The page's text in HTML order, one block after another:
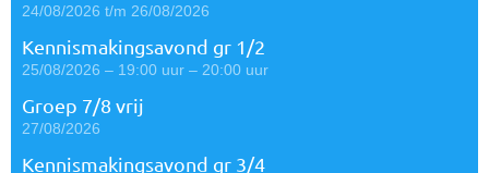
24/08/2026 t/m 26/08/2026
Kennismakingsavond gr 1/2
25/08/2026 – 19:00 uur – 20:00 uur
Groep 7/8 vrij
27/08/2026
Kennismakingsavond gr 3/4